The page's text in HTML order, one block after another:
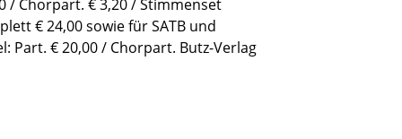
/ Chorpart. € 3,20 / Stimmenset
€ 24,00 sowie für SATB und
Part. € 20,00 / Chorpart. Butz-Verlag